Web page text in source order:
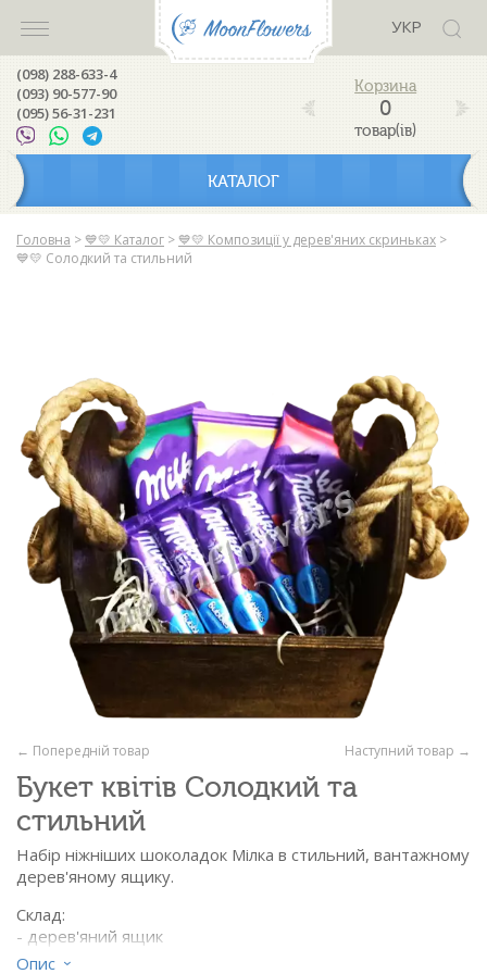
УКР
(098) 288-633-4
(093) 90-577-90
(095) 56-31-231
0
товар(ів)
КАТАЛОГ
Головна > 💙💛 Каталог > 💙💛 Композиції у дерев'яних скриньках >
💙💛 Солодкий та стильний
Наступний товар →
← Попередній товар
Букет квітів Солодкий та
стильний
Набір ніжніших шоколадок Мілка в стильний, вантажному
дерев'яному ящику.
Склад:
- дерев'яний ящик
- шоколад Milka - 5 батончиків
Опис